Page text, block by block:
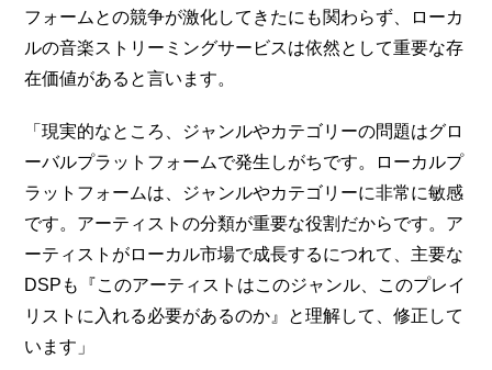
フォームとの競争が激化してきたにも関わらず、ローカ
ルの音楽ストリーミングサービスは依然として重要な存
在価値があると言います。
「現実的なところ、ジャンルやカテゴリーの問題はグロ
ーバルプラットフォームで発生しがちです。ローカルプ
ラットフォームは、ジャンルやカテゴリーに非常に敏感
です。アーティストの分類が重要な役割だからです。ア
ーティストがローカル市場で成長するにつれて、主要な
DSPも『このアーティストはこのジャンル、このプレイ
リストに入れる必要があるのか』と理解して、修正して
います」